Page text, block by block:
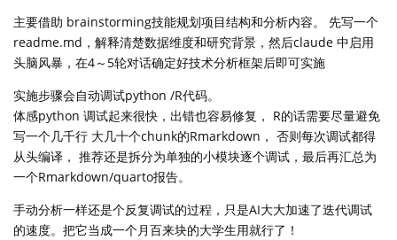
主要借助 brainstorming技能规划项目结构和分析内容。 先写一个
readme.md，解释清楚数据维度和研究背景，然后claude 中启用
头脑风暴，在4～5轮对话确定好技术分析框架后即可实施
实施步骤会自动调试python /R代码。
体感python 调试起来很快，出错也容易修复， R的话需要尽量避免
写一个几千行 大几十个chunk的Rmarkdown， 否则每次调试都得
从头编译， 推荐还是拆分为单独的小模块逐个调试，最后再汇总为
一个Rmarkdown/quarto报告。
手动分析一样还是个反复调试的过程，只是AI大大加速了迭代调试
的速度。把它当成一个月百来块的大学生用就行了！